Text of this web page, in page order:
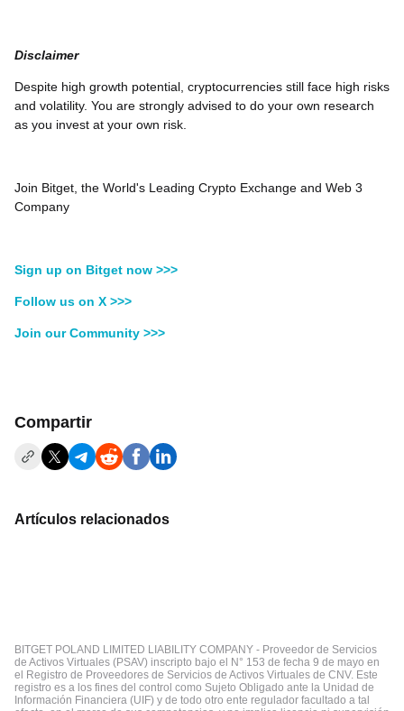
Disclaimer
Despite high growth potential, cryptocurrencies still face high risks
and volatility. You are strongly advised to do your own research
as you invest at your own risk.
Join Bitget, the World's Leading Crypto Exchange and Web 3
Company
Sign up on Bitget now >>>
Follow us on X >>>
Join our Community >>>
Compartir
Artículos relacionados
BITGET POLAND LIMITED LIABILITY COMPANY - Proveedor de Servicios
de Activos Virtuales (PSAV) inscripto bajo el N° 153 de fecha 9 de mayo en
el Registro de Proveedores de Servicios de Activos Virtuales de CNV. Este
registro es a los fines del control como Sujeto Obligado ante la Unidad de
Información Financiera (UIF) y de todo otro ente regulador facultado a tal